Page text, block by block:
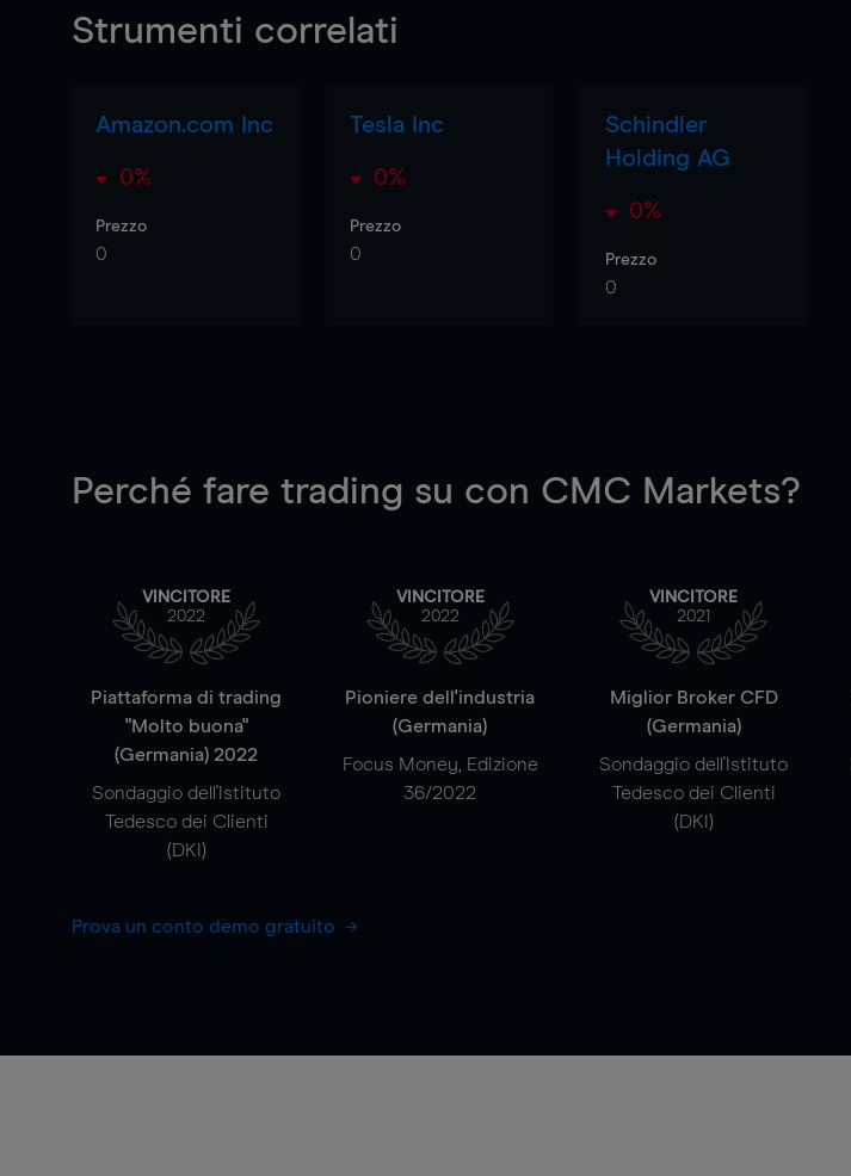
Strumenti correlati
Amazon.com Inc
0%
Prezzo
0
Tesla Inc
0%
Prezzo
0
Schindler
Holding AG
0%
Prezzo
0
Perché fare trading su con CMC Markets?
VINCITORE
2022
Piattaforma di trading
"Molto buona"
(Germania) 2022
Sondaggio dell'Istituto
Tedesco dei Clienti
(DKI)
VINCITORE
2022
Pioniere dell'industria
(Germania)
Focus Money, Edizione
36/2022
VINCITORE
2021
Miglior Broker CFD
(Germania)
Sondaggio dell'Istituto
Tedesco dei Clienti
(DKI)
Prova un conto demo gratuito